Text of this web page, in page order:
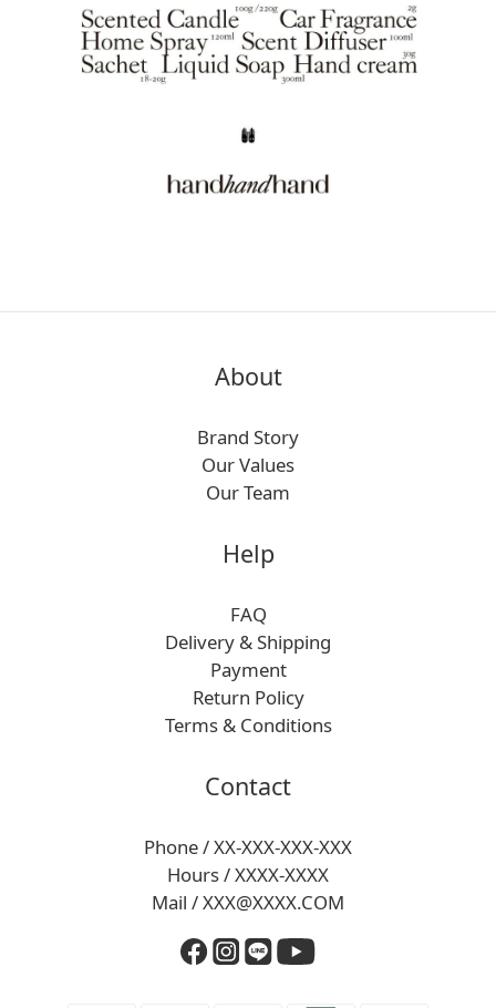
About
Brand Story
Our Values
Our Team
Help
FAQ
Delivery & Shipping
Payment
Return Policy
Terms & Conditions
Contact
Phone / XX-XXX-XXX-XXX
Hours / XXXX-XXXX
Mail / XXX@XXXX.COM